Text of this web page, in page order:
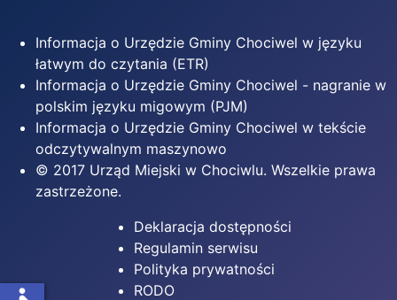
Informacja o Urzędzie Gminy Chociwel w języku
łatwym do czytania (ETR)
Informacja o Urzędzie Gminy Chociwel - nagranie w
polskim języku migowym (PJM)
Informacja o Urzędzie Gminy Chociwel w tekście
odczytywalnym maszynowo
© 2017 Urząd Miejski w Chociwlu. Wszelkie prawa
zastrzeżone.
Deklaracja dostępności
Regulamin serwisu
Polityka prywatności
RODO